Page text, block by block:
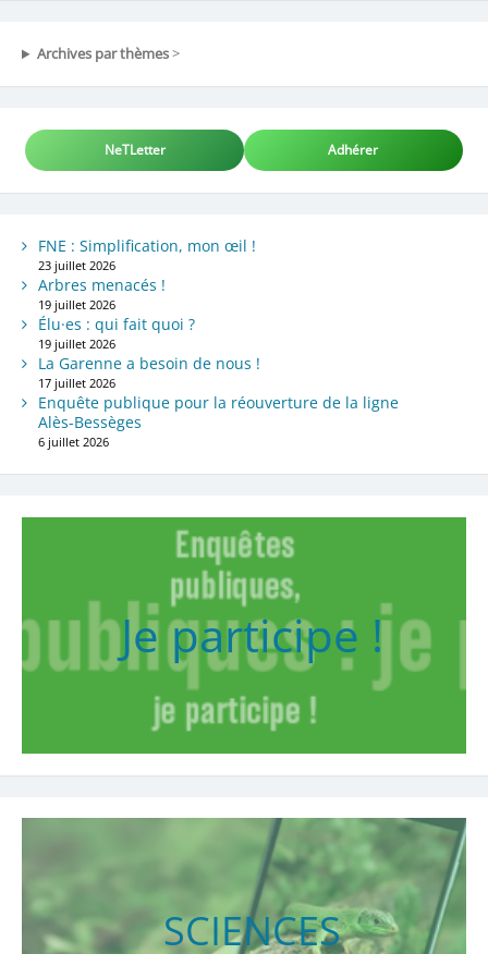
Archives par thèmes>
NeTLetter Adhérer
FNE : Simplification, mon œil !
23 juillet 2026
Arbres menacés !
19 juillet 2026
Élu·es : qui fait quoi ?
19 juillet 2026
La Garenne a besoin de nous !
17 juillet 2026
Enquête publique pour la réouverture de la ligne
Alès-Bessèges
6 juillet 2026
Je participe !
SCIENCES